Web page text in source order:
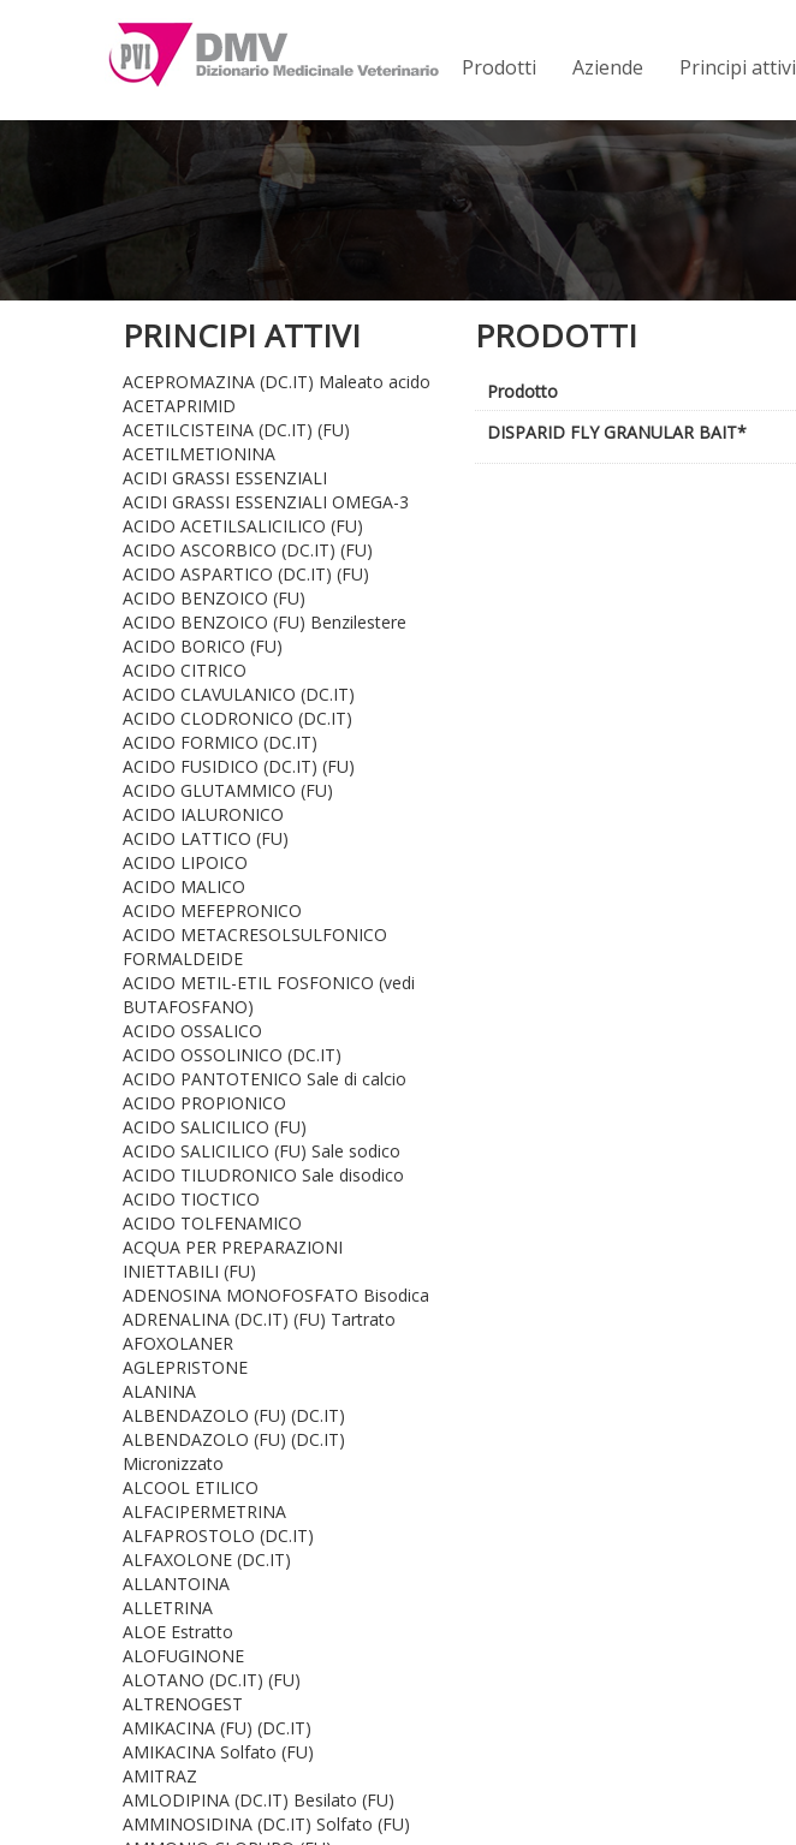
Prodotti Aziende Principi attivi
PRINCIPI ATTIVI
ACEPROMAZINA (DC.IT) Maleato acido
ACETAPRIMID
ACETILCISTEINA (DC.IT) (FU)
ACETILMETIONINA
ACIDI GRASSI ESSENZIALI
ACIDI GRASSI ESSENZIALI OMEGA-3
ACIDO ACETILSALICILICO (FU)
ACIDO ASCORBICO (DC.IT) (FU)
ACIDO ASPARTICO (DC.IT) (FU)
ACIDO BENZOICO (FU)
ACIDO BENZOICO (FU) Benzilestere
ACIDO BORICO (FU)
ACIDO CITRICO
ACIDO CLAVULANICO (DC.IT)
ACIDO CLODRONICO (DC.IT)
ACIDO FORMICO (DC.IT)
ACIDO FUSIDICO (DC.IT) (FU)
ACIDO GLUTAMMICO (FU)
ACIDO IALURONICO
ACIDO LATTICO (FU)
ACIDO LIPOICO
ACIDO MALICO
ACIDO MEFEPRONICO
ACIDO METACRESOLSULFONICO
FORMALDEIDE
ACIDO METIL-ETIL FOSFONICO (vedi
BUTAFOSFANO)
ACIDO OSSALICO
ACIDO OSSOLINICO (DC.IT)
ACIDO PANTOTENICO Sale di calcio
ACIDO PROPIONICO
ACIDO SALICILICO (FU)
ACIDO SALICILICO (FU) Sale sodico
ACIDO TILUDRONICO Sale disodico
ACIDO TIOCTICO
ACIDO TOLFENAMICO
ACQUA PER PREPARAZIONI
INIETTABILI (FU)
ADENOSINA MONOFOSFATO Bisodica
ADRENALINA (DC.IT) (FU) Tartrato
AFOXOLANER
AGLEPRISTONE
ALANINA
ALBENDAZOLO (FU) (DC.IT)
ALBENDAZOLO (FU) (DC.IT)
Micronizzato
ALCOOL ETILICO
ALFACIPERMETRINA
ALFAPROSTOLO (DC.IT)
ALFAXOLONE (DC.IT)
ALLANTOINA
ALLETRINA
ALOE Estratto
ALOFUGINONE
ALOTANO (DC.IT) (FU)
ALTRENOGEST
AMIKACINA (FU) (DC.IT)
AMIKACINA Solfato (FU)
AMITRAZ
AMLODIPINA (DC.IT) Besilato (FU)
AMMINOSIDINA (DC.IT) Solfato (FU)
PRODOTTI
Prodotto
DISPARID FLY GRANULAR BAIT*